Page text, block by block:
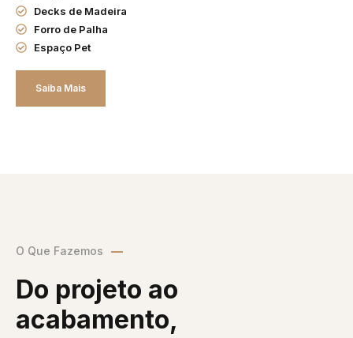
Decks de Madeira
Forro de Palha
Espaço Pet
Saiba Mais
O Que Fazemos
Do projeto ao
acabamento,